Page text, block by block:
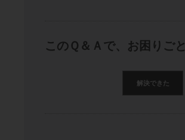
このＱ＆Ａで、お困りご
解決できた